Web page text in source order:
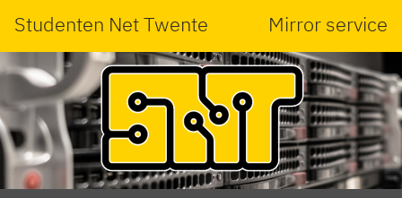
Studenten Net Twente Mirror service